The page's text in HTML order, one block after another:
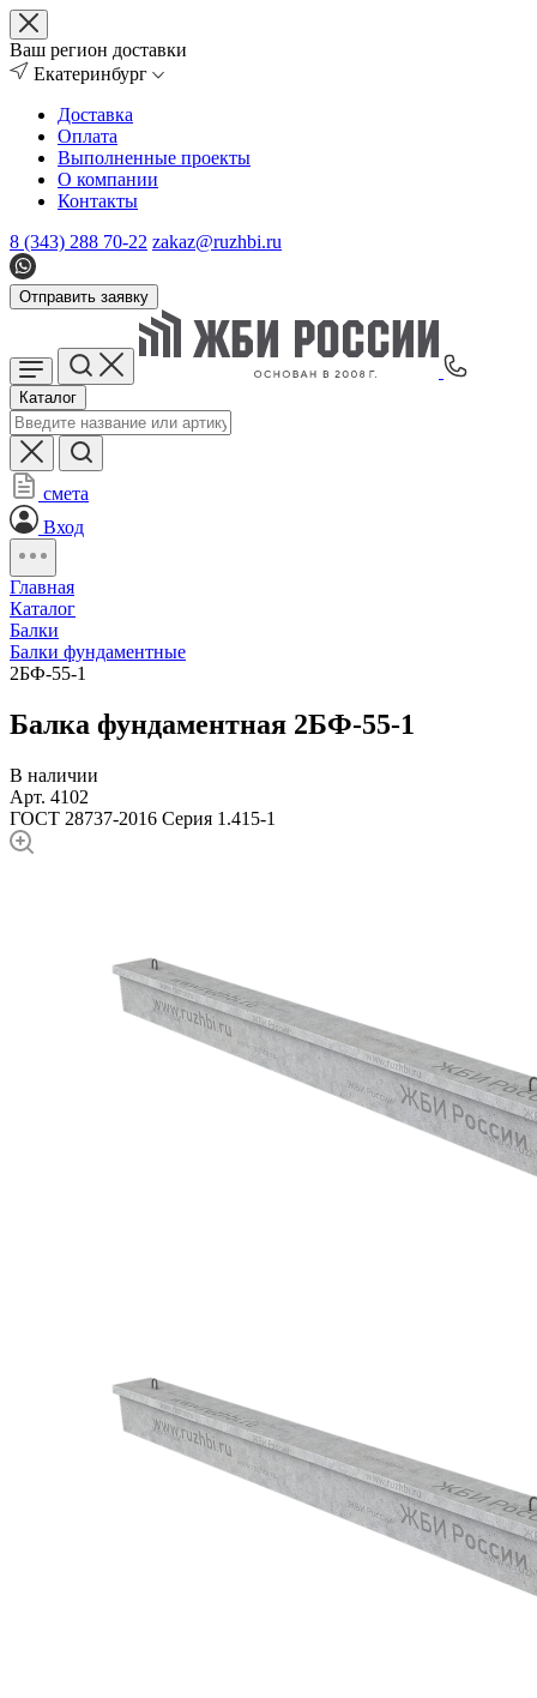
Ваш регион доставки
Екатеринбург
Доставка
Оплата
Выполненные проекты
О компании
Контакты
8 (343) 288 70-22 zakaz@ruzhbi.ru
Отправить заявку
Каталог
смета
Вход
Главная
Каталог
Балки
Балки фундаментные
2БФ-55-1
Балка фундаментная 2БФ-55-1
В наличии
Арт. 4102
ГОСТ 28737-2016 Серия 1.415-1